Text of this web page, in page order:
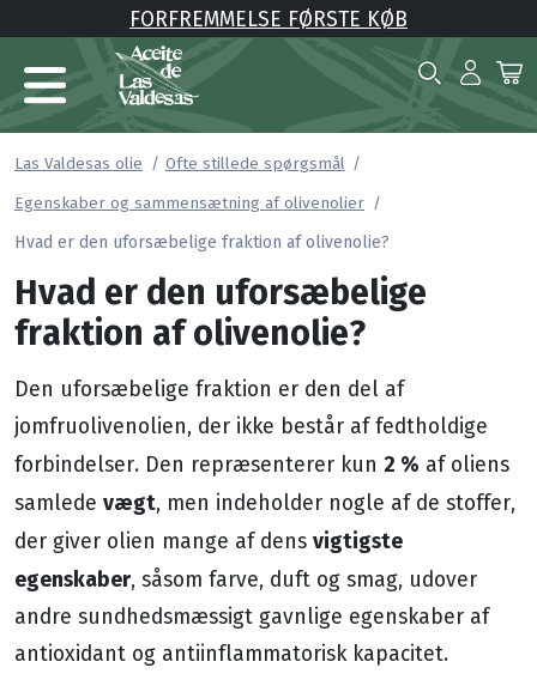
FORFREMMELSE FØRSTE KØB
Las Valdesas olie
Ofte stillede spørgsmål
Egenskaber og sammensætning af olivenolier
Hvad er den uforsæbelige fraktion af olivenolie?
Hvad er den uforsæbelige
fraktion af olivenolie?
Den uforsæbelige fraktion er den del af
jomfruolivenolien, der ikke består af fedtholdige
forbindelser. Den repræsenterer kun 2 % af oliens
samlede vægt, men indeholder nogle af de stoffer,
der giver olien mange af dens vigtigste
egenskaber, såsom farve, duft og smag, udover
andre sundhedsmæssigt gavnlige egenskaber af
antioxidant og antiinflammatorisk kapacitet.